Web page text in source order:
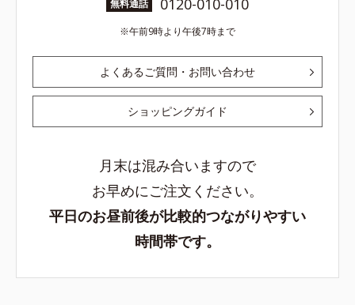
無料通話 0120-010-010
午前9時より午後7時まで
よくあるご質問・お問い合わせ
ショッピングガイド
月末は混み合いますので
お早めにご注文ください。
平日のお昼前後が比較的つながりやすい
時間帯です。